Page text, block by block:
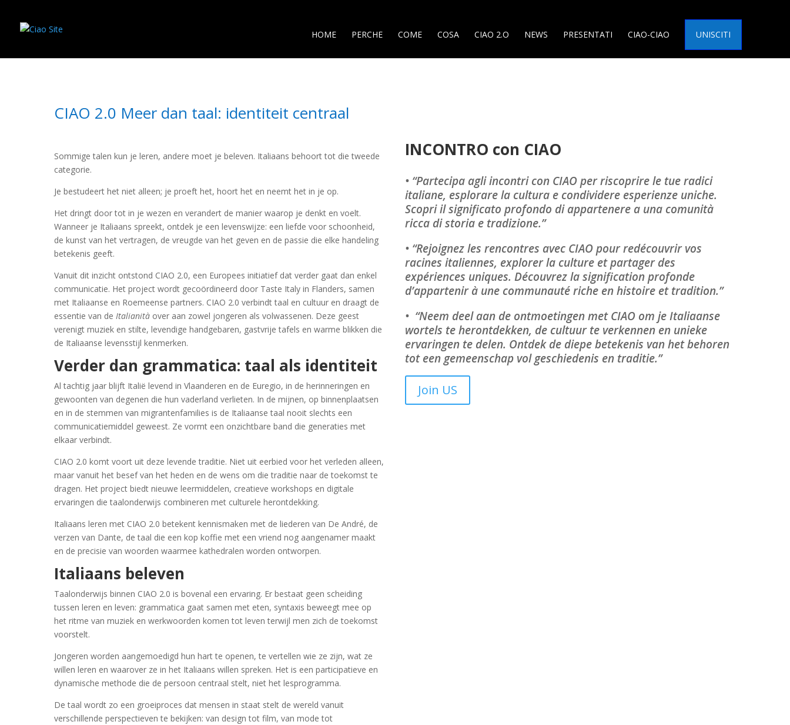
HOME PERCHE COME COSA CIAO 2.O NEWS PRESENTATI CIAO-CIAO UNISCITI
CIAO 2.0 Meer dan taal: identiteit centraal
Sommige talen kun je leren, andere moet je beleven. Italiaans behoort tot die tweede
categorie.
Je bestudeert het niet alleen; je proeft het, hoort het en neemt het in je op.
Het dringt door tot in je wezen en verandert de manier waarop je denkt en voelt.
Wanneer je Italiaans spreekt, ontdek je een levenswijze: een liefde voor schoonheid,
de kunst van het vertragen, de vreugde van het geven en de passie die elke handeling
betekenis geeft.
Vanuit dit inzicht ontstond CIAO 2.0, een Europees initiatief dat verder gaat dan enkel
communicatie. Het project wordt gecoördineerd door Taste Italy in Flanders, samen
met Italiaanse en Roemeense partners. CIAO 2.0 verbindt taal en cultuur en draagt de
essentie van de Italianità over aan zowel jongeren als volwassenen. Deze geest
verenigt muziek en stilte, levendige handgebaren, gastvrije tafels en warme blikken die
de Italiaanse levensstijl kenmerken.
Verder dan grammatica: taal als identiteit
Al tachtig jaar blijft Italië levend in Vlaanderen en de Euregio, in de herinneringen en
gewoonten van degenen die hun vaderland verlieten. In de mijnen, op binnenplaatsen
en in de stemmen van migrantenfamilies is de Italiaanse taal nooit slechts een
communicatiemiddel geweest. Ze vormt een onzichtbare band die generaties met
elkaar verbindt.
CIAO 2.0 komt voort uit deze levende traditie. Niet uit eerbied voor het verleden alleen,
maar vanuit het besef van het heden en de wens om die traditie naar de toekomst te
dragen. Het project biedt nieuwe leermiddelen, creatieve workshops en digitale
ervaringen die taalonderwijs combineren met culturele herontdekking.
Italiaans leren met CIAO 2.0 betekent kennismaken met de liederen van De André, de
verzen van Dante, de taal die een kop koffie met een vriend nog aangenamer maakt
en de precisie van woorden waarmee kathedralen worden ontworpen.
Italiaans beleven
Taalonderwijs binnen CIAO 2.0 is bovenal een ervaring. Er bestaat geen scheiding
tussen leren en leven: grammatica gaat samen met eten, syntaxis beweegt mee op
het ritme van muziek en werkwoorden komen tot leven terwijl men zich de toekomst
voorstelt.
Jongeren worden aangemoedigd hun hart te openen, te vertellen wie ze zijn, wat ze
willen leren en waarover ze in het Italiaans willen spreken. Het is een participatieve en
dynamische methode die de persoon centraal stelt, niet het lesprogramma.
De taal wordt zo een groeiproces dat mensen in staat stelt de wereld vanuit
verschillende perspectieven te bekijken: van design tot film, van mode tot
INCONTRO con CIAO
• “Partecipa agli incontri con CIAO per riscoprire le tue radici
italiane, esplorare la cultura e condividere esperienze uniche.
Scopri il significato profondo di appartenere a una comunità
ricca di storia e tradizione.”
• “Rejoignez les rencontres avec CIAO pour redécouvrir vos
racines italiennes, explorer la culture et partager des
expériences uniques. Découvrez la signification profonde
d’appartenir à une communauté riche en histoire et tradition.”
• “Neem deel aan de ontmoetingen met CIAO om je Italiaanse
wortels te herontdekken, de cultuur te verkennen en unieke
ervaringen te delen. Ontdek de diepe betekenis van het behoren
tot een gemeenschap vol geschiedenis en traditie.”
Join US